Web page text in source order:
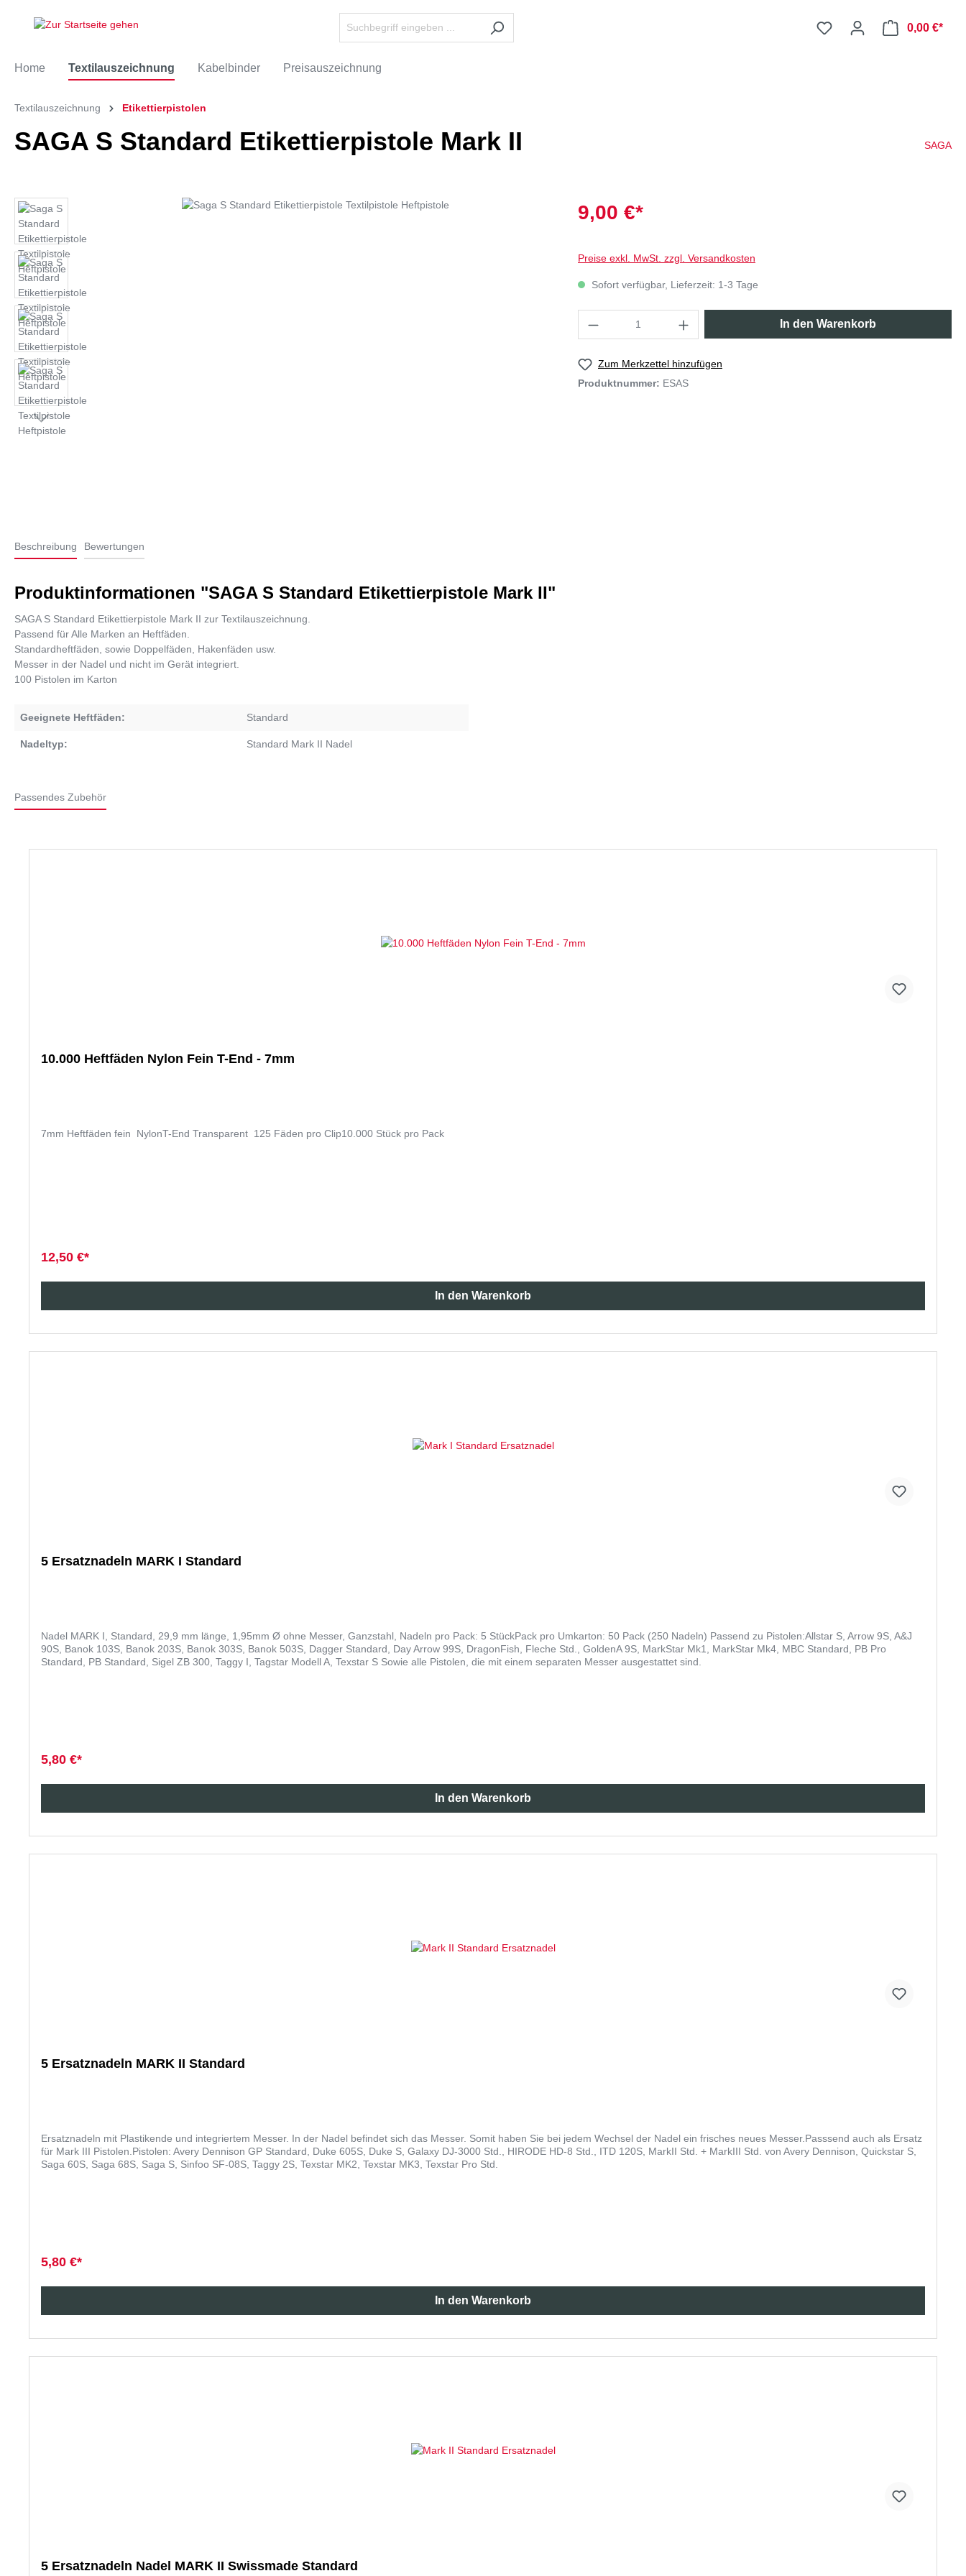
0,00 €*
Home Textilauszeichnung Kabelbinder Preisauszeichnung
Textilauszeichnung Etikettierpistolen
SAGA S Standard Etikettierpistole Mark II SAGA
9,00 €*
Preise exkl. MwSt. zzgl. Versandkosten
Sofort verfügbar, Lieferzeit: 1-3 Tage
In den Warenkorb
Zum Merkzettel hinzufügen
Produktnummer: ESAS
Beschreibung Bewertungen
Produktinformationen "SAGA S Standard Etikettierpistole Mark II"
SAGA S Standard Etikettierpistole Mark II zur Textilauszeichnung.
Passend für Alle Marken an Heftfäden.
Standardheftfäden, sowie Doppelfäden, Hakenfäden usw.
Messer in der Nadel und nicht im Gerät integriert.
100 Pistolen im Karton
Geeignete Heftfäden: Standard
Nadeltyp: Standard Mark II Nadel
Passendes Zubehör
10.000 Heftfäden Nylon Fein T-End - 7mm
7mm Heftfäden fein NylonT-End Transparent 125 Fäden pro Clip10.000 Stück pro Pack
12,50 €*
In den Warenkorb
5 Ersatznadeln MARK I Standard
Nadel MARK I, Standard, 29,9 mm länge, 1,95mm Ø ohne Messer, Ganzstahl, Nadeln pro Pack: 5 StückPack pro Umkarton: 50 Pack (250 Nadeln) Passend zu Pistolen:Allstar S, Arrow 9S, A&J
90S, Banok 103S, Banok 203S, Banok 303S, Banok 503S, Dagger Standard, Day Arrow 99S, DragonFish, Fleche Std., GoldenA 9S, MarkStar Mk1, MarkStar Mk4, MBC Standard, PB Pro
Standard, PB Standard, Sigel ZB 300, Taggy I, Tagstar Modell A, Texstar S Sowie alle Pistolen, die mit einem separaten Messer ausgestattet sind.
5,80 €*
In den Warenkorb
5 Ersatznadeln MARK II Standard
Ersatznadeln mit Plastikende und integriertem Messer. In der Nadel befindet sich das Messer. Somit haben Sie bei jedem Wechsel der Nadel ein frisches neues Messer.Passsend auch als Ersatz
für Mark III Pistolen.Pistolen: Avery Dennison GP Standard, Duke 605S, Duke S, Galaxy DJ-3000 Std., HIRODE HD-8 Std., ITD 120S, MarkII Std. + MarkIII Std. von Avery Dennison, Quickstar S,
Saga 60S, Saga 68S, Saga S, Sinfoo SF-08S, Taggy 2S, Texstar MK2, Texstar MK3, Texstar Pro Std.
5,80 €*
In den Warenkorb
5 Ersatznadeln Nadel MARK II Swissmade Standard